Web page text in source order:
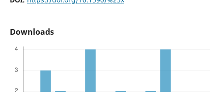
Downloads